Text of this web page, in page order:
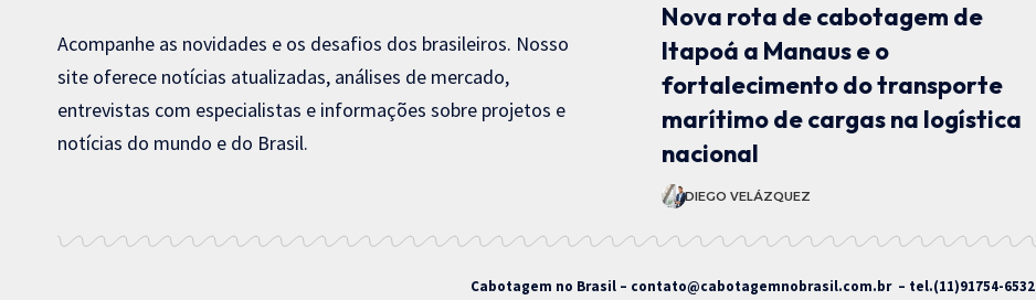
Acompanhe as novidades e os desafios dos brasileiros. Nosso
site oferece notícias atualizadas, análises de mercado,
entrevistas com especialistas e informações sobre projetos e
notícias do mundo e do Brasil.
Nova rota de cabotagem de
Itapoá a Manaus e o
fortalecimento do transporte
marítimo de cargas na logística
nacional
DIEGO VELÁZQUEZ
Cabotagem no Brasil – contato@cabotagemnobrasil.com.br– tel.(11)91754-6532